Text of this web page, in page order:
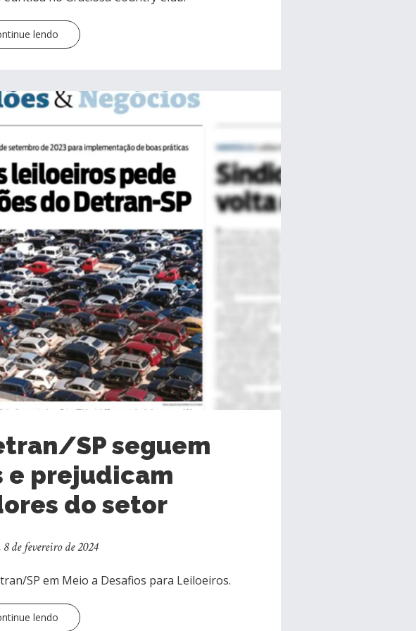
lendo
SP seguem
e prejudicam
do setor
de fevereiro de 2024
SP em Meio a Desafios para Leiloeiros.
lendo